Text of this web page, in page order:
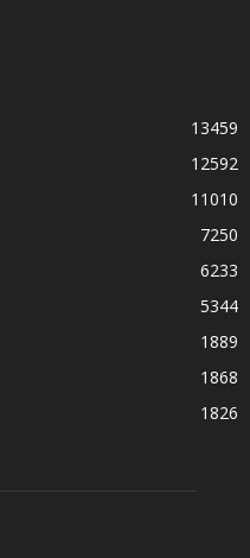
13459
12592
11010
7250
6233
5344
1889
1868
1826